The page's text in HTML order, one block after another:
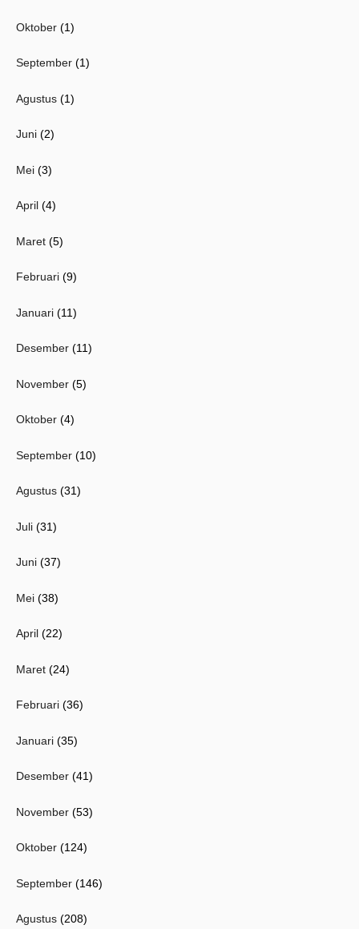
Oktober (1)
September (1)
Agustus (1)
Juni (2)
Mei (3)
April (4)
Maret (5)
Februari (9)
Januari (11)
Desember (11)
November (5)
Oktober (4)
September (10)
Agustus (31)
Juli (31)
Juni (37)
Mei (38)
April (22)
Maret (24)
Februari (36)
Januari (35)
Desember (41)
November (53)
Oktober (124)
September (146)
Agustus (208)